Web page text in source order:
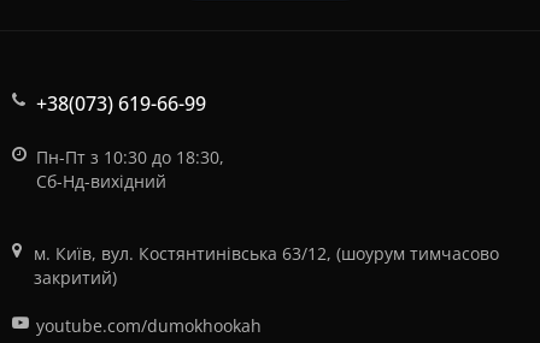
+38(073) 619-66-99
Пн-Пт з 10:30 до 18:30,
Сб-Нд-вихідний
м. Київ, вул. Костянтинівська 63/12, (шоурум тимчасово
закритий)
youtube.com/dumokhookah